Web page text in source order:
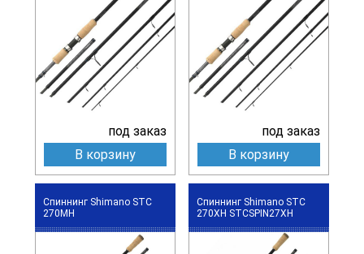
под заказ
В корзину
под заказ
В корзину
Спиннинг Shimano STC
270MH
Спиннинг Shimano STC
270XH STCSPIN27XH